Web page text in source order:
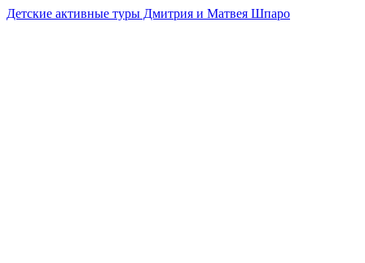
Детские активные туры Дмитрия и Матвея Шпаро